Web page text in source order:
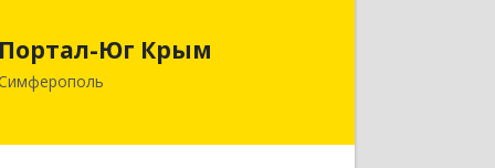
Портал-Юг Крым
295015, Крым Респ, Симферополь г,
Подробнее